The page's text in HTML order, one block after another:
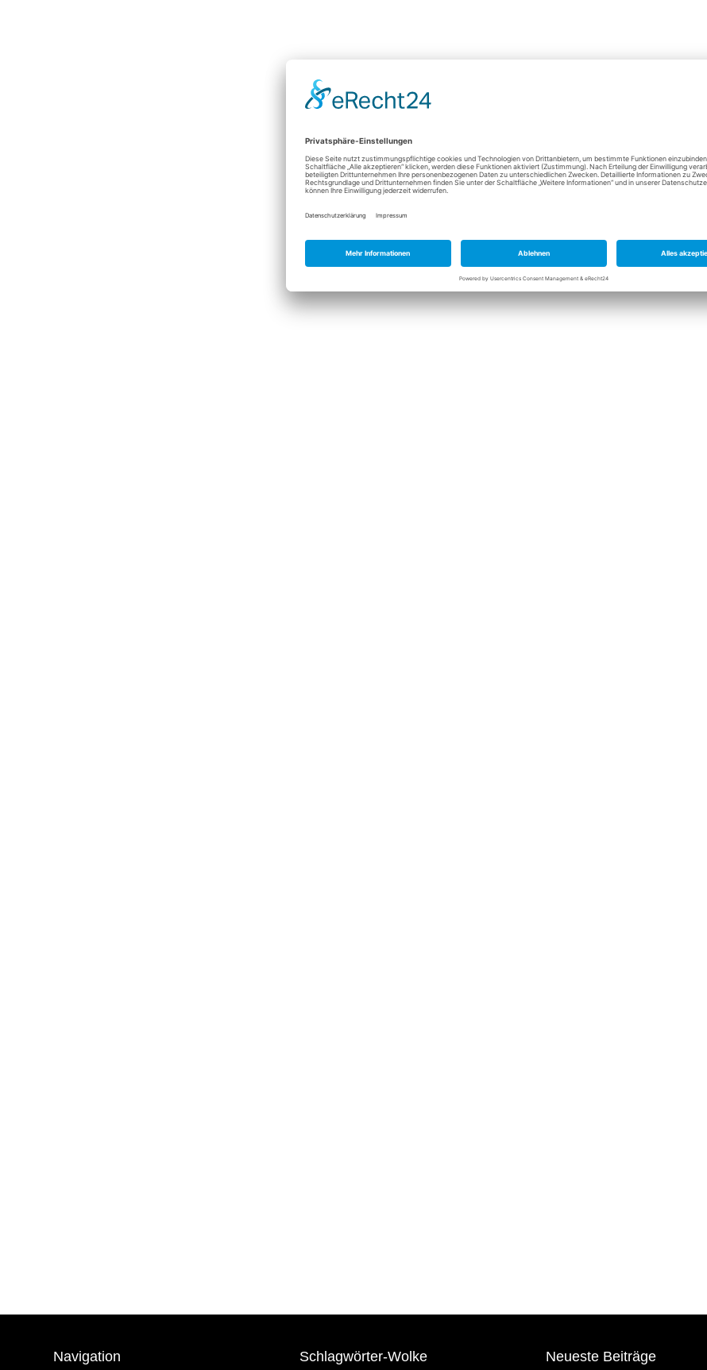
Navigation Schlagwörter-Wolke Neueste Beiträge